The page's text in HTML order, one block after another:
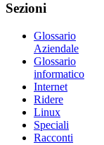
Sezioni
Glossario
Aziendale
Glossario
informatico
Internet
Ridere
Linux
Speciali
Racconti